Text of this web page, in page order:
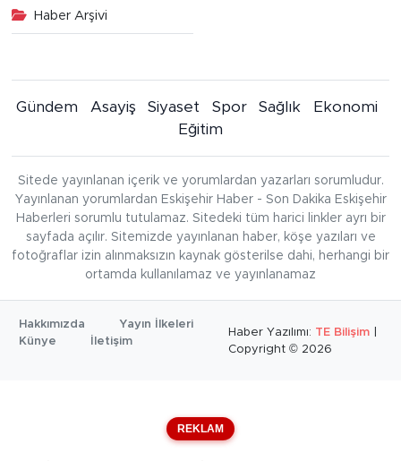
Haber Arşivi
Gündem Asayiş Siyaset Spor Sağlık
Ekonomi
Eğitim
Sitede yayınlanan içerik ve yorumlardan yazarları sorumludur.
Yayınlanan yorumlardan Eskişehir Haber - Son Dakika Eskişehir
Haberleri sorumlu tutulamaz. Sitedeki tüm harici linkler ayrı bir
sayfada açılır. Sitemizde yayınlanan haber, köşe yazıları ve
fotoğraflar izin alınmaksızın kaynak gösterilse dahi, herhangi bir
ortamda kullanılamaz ve yayınlanamaz
Hakkımızda
Yayın İlkeleri
Künye
İletişim
Haber Yazılımı: TE Bilişim
Copyright © 2026
REKLAM